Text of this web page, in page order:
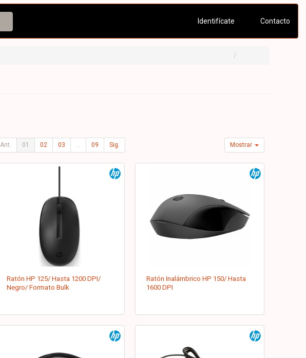
Identifícate Contacto
Ant. 01 02 03 ... 09 Sig. Mostrar
Ratón HP 125/ Hasta 1200 DPI/
Negro/ Formato Bulk
Ratón Inalámbrico HP 150/ Hasta
1600 DPI